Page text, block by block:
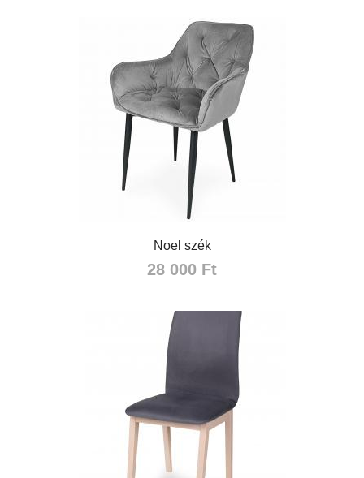
Noel szék
28 000 Ft